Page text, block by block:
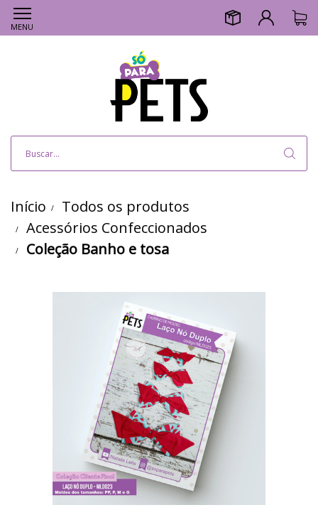
MENU
Início
Todos os produtos
Acessórios Confeccionados
Coleção Banho e tosa